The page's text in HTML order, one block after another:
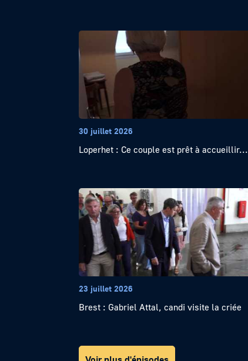
30 juillet 2026
Loperhet : Ce couple est prêt à accueillir...
23 juillet 2026
Brest : Gabriel Attal, candi visite la criée